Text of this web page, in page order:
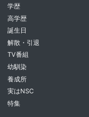
学歴
高学歴
誕生日
解散・引退
TV番組
幼馴染
養成所
実はNSC
特集